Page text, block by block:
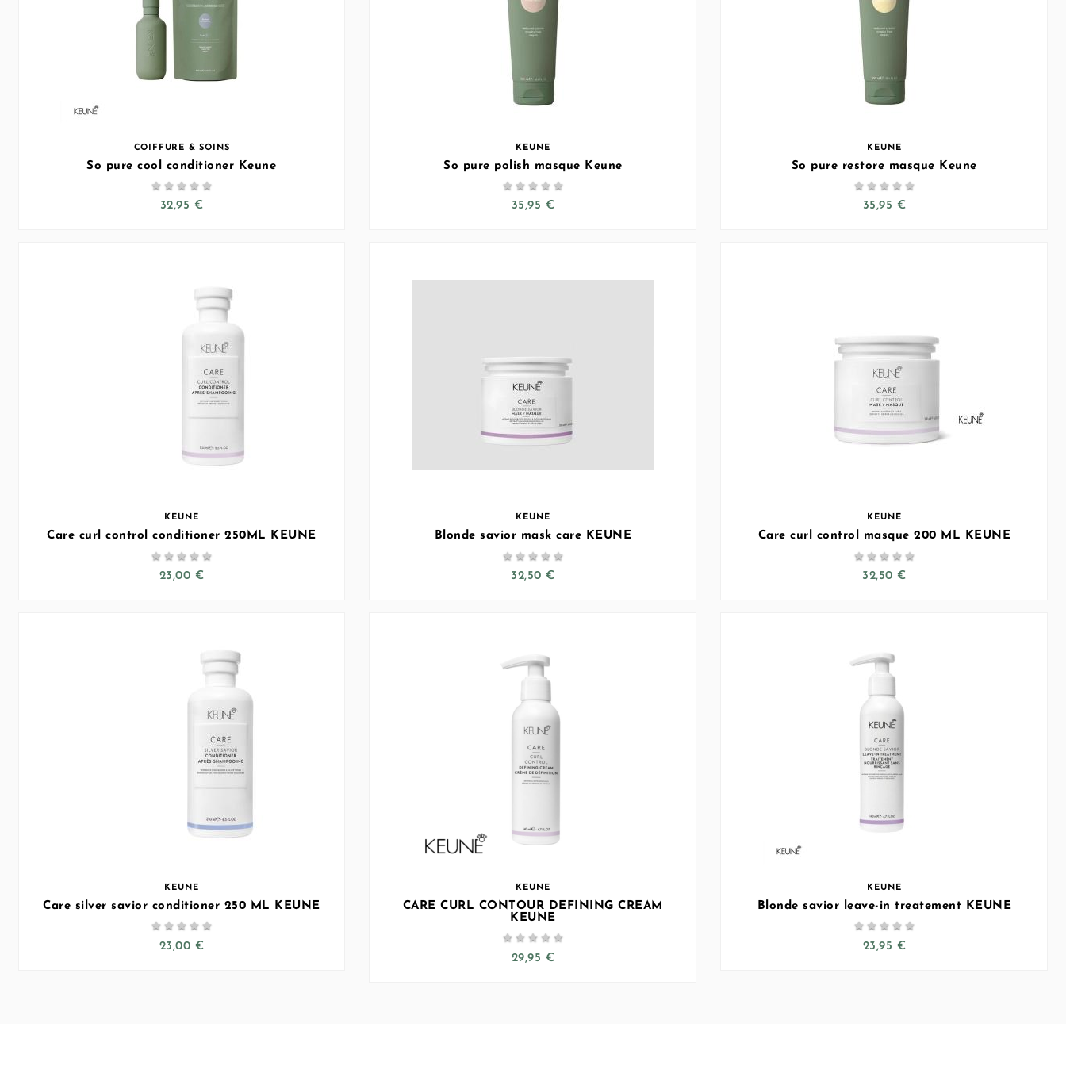
COIFFURE & SOINS
So pure cool conditioner Keune
    
32,95 €
KEUNE
So pure polish masque Keune
    
35,95 €
KEUNE
So pure restore masque Keune
    
35,95 €
KEUNE
Care curl control conditioner 250ML KEUNE
    
23,00 €
KEUNE
Blonde savior mask care KEUNE
    
32,50 €
KEUNE
Care curl control masque 200 ML KEUNE
    
32,50 €
KEUNE
Care silver savior conditioner 250 ML KEUNE
    
23,00 €
KEUNE
CARE CURL CONTOUR DEFINING CREAM
KEUNE
    
29,95 €
KEUNE
Blonde savior leave-in treatement KEUNE
    
23,95 €